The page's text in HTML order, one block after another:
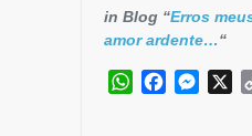
in Blog “Erros
amor ardente…“
WhatsApp
Facebook